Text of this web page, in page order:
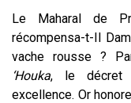
Le Maharal de
récompensa-t-Il
vache rousse ?
‘Houka, le décret
excellence. Or